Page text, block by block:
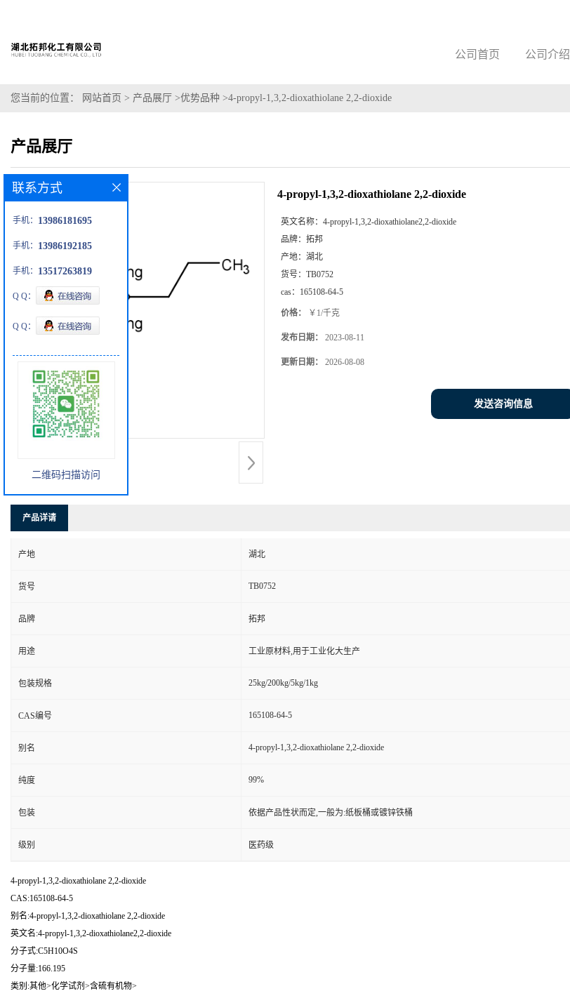
公司首页 公司介绍
您当前的位置： 网站首页 > 产品展厅 >优势品种 >4-propyl-1,3,2-dioxathiolane 2,2-dioxide
产品展厅
4-propyl-1,3,2-dioxathiolane 2,2-dioxide
英文名称： 4-propyl-1,3,2-dioxathiolane2,2-dioxide
品牌： 拓邦
产地： 湖北
货号： TB0752
cas： 165108-64-5
价格： ￥1/千克
发布日期： 2023-08-11
更新日期： 2026-08-08
发送咨询信息
产品详请
产地 湖北
货号 TB0752
品牌 拓邦
用途 工业原材料,用于工业化大生产
包装规格 25kg/200kg/5kg/1kg
CAS编号 165108-64-5
别名 4-propyl-1,3,2-dioxathiolane 2,2-dioxide
纯度 99%
包装 依据产品性状而定,一般为:纸板桶或镀锌铁桶
级别 医药级
4-propyl-1,3,2-dioxathiolane 2,2-dioxide
CAS:165108-64-5
别名:4-propyl-1,3,2-dioxathiolane 2,2-dioxide
英文名:4-propyl-1,3,2-dioxathiolane2,2-dioxide
分子式:C5H10O4S
分子量:166.195
类别:其他>化学试剂>含硫有机物>
联系方式
手机： 13986181695
手机： 13986192185
手机： 13517263819
Q Q：
Q Q：
二维码扫描访问